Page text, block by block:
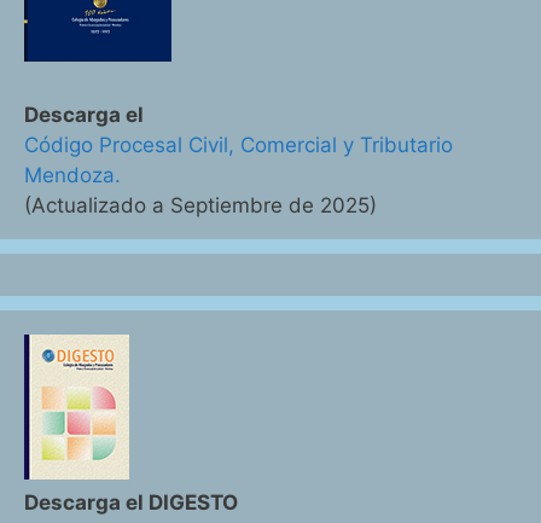
Descarga el
Código Procesal Civil, Comercial y Tributario
Mendoza.
(Actualizado a Septiembre de 2025)
Descarga el DIGESTO